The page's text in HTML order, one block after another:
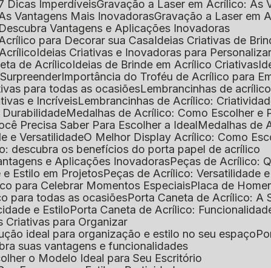
Dicas Imperdíveis
Gravação a Laser em Acrílico:
Vantagens Mais Inovadoras
Gravação a Laser
Vantagens e Aplicações Inovadoras
para Decorar sua Casa Ideias Criativas de
Ideias Criativas e Inovadoras para
de Acrílico Ideias de Brinde em Acrílico Criativas
Importância do Troféu de Acrílico para
para todas as ocasiões Lembrancinhas de
e Incríveis Lembrancinhas de Acrílico:
Durabilidade
Medalhas de Acrílico: Como Escolher
Precisa Saber Para Escolher a Ideal
Medalhas
e Versatilidade
O Melhor Display Acrílico: Como
descubra os benefícios do porta papel de acrílico
e Aplicações Inovadoras
Peças de Acrílico:
e Estilo em Projetos
Peças de Acrílico: Versatilidade
para Celebrar Momentos Especiais
Placa de
para todas as ocasiões
Porta Caneta de Acrílico: A
e Estilo
Porta Caneta de Acrílico:
Criativas para Organizar
ideal para organização e estilo no seu espaço
suas vantagens e funcionalidades
o Modelo Ideal para Seu Escritório